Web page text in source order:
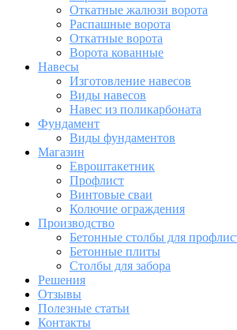
Откатные жалюзи ворота
Распашные ворота
Откатные ворота
Ворота кованные
Навесы
Изготовление навесов
Виды навесов
Навес из поликарбоната
Фундамент
Виды фундаментов
Магазин
Евроштакетник
Профлист
Винтовые сваи
Колючие ограждения
Производство
Бетонные столбы для
Бетонные плиты
Столбы для забора
Решения
Отзывы
Полезные статьи
Контакты